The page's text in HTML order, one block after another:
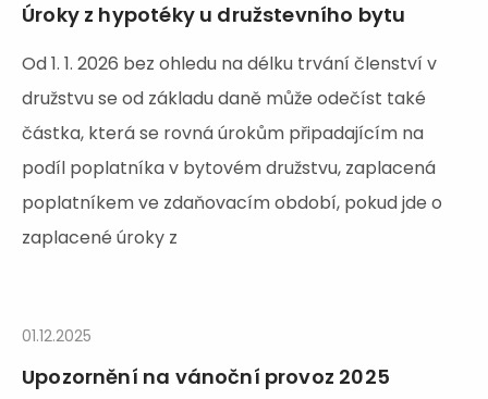
Úroky z hypotéky u družstevního bytu
Od 1. 1. 2026 bez ohledu na délku trvání členství v
družstvu se od základu daně může odečíst také
částka, která se rovná úrokům připadajícím na
podíl poplatníka v bytovém družstvu, zaplacená
poplatníkem ve zdaňovacím období, pokud jde o
zaplacené úroky z
01.12.2025
Upozornění na vánoční provoz 2025